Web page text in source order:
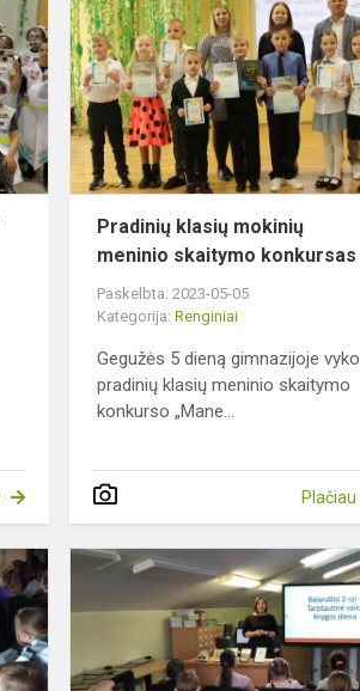
„Kosminis
skrydis“
Pradinių klasių mokinių
meninio skaitymo konkursas
Paskelbta: 2023-05-05
Kategorija:Renginiai
Gegužės 5 dieną gimnazijoje vyko
pradinių klasių meninio skaitymo
konkurso „Mane...
Plačiau
Edukacija
„Finansinis
raštingumas“